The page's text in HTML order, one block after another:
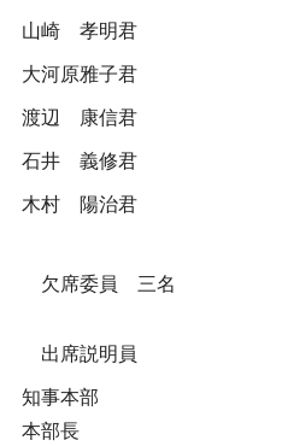
山崎 孝明君
大河原雅子君
渡辺 康信君
石井 義修君
木村 陽治君
欠席委員 三名
出席説明員
知事本部
本部長